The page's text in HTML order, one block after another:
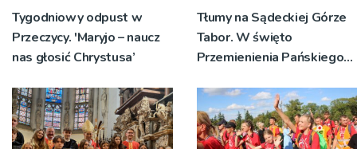
Tygodniowy odpust w
Przeczycy. 'Maryjo – naucz
nas głosić Chrystusa’
Tłumy na Sądeckiej Górze
Tabor. W święto
Przemienienia Pańskiego
znaczeniu Sakramentów
[ZDJĘCIA]